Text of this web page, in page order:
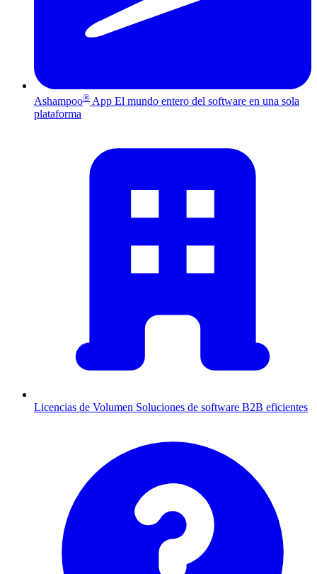
Ashampoo® App El mundo entero del software en una sola
plataforma
Licencias de Volumen Soluciones de software B2B eficientes